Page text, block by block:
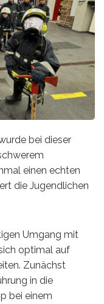
bei dieser
einen echten
die Jugendlichen
Umgang mit
optimal auf
Zunächst
in die
bei einem